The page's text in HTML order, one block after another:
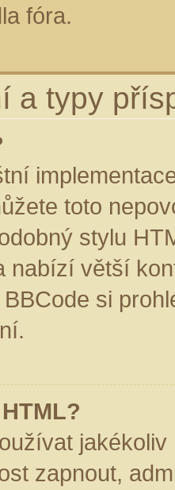
fóra.
a typy
toto
stylu
nabízí větší
si
zapnout,